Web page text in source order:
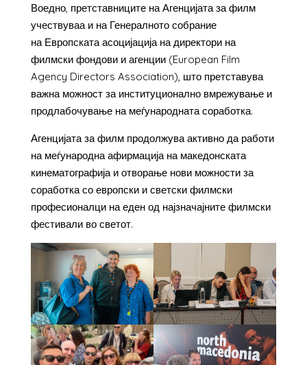
Воедно, претставниците на Агенцијата за филм
учествуваа и на Генералното собрание
на Европската асоцијација на директори на
филмски фондови и агенции (European Film
Agency Directors Association), што претставува
важна можност за институционално вмрежување и
продлабочување на меѓународната соработка.
Агенцијата за филм продолжува активно да работи
на меѓународна афирмација на македонската
кинематографија и отворање нови можности за
соработка со европски и светски филмски
професионалци на еден од најзначајните филмски
фестивали во светот.